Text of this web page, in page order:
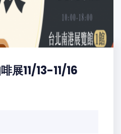
展11/13-11/16